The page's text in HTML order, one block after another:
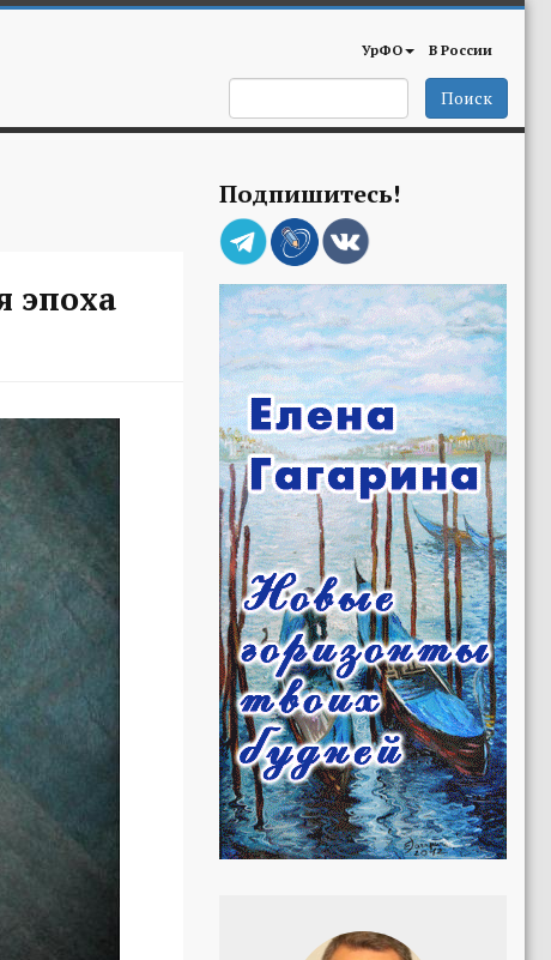
УрФО В России
Поиск
эпоха
Подпишитесь!